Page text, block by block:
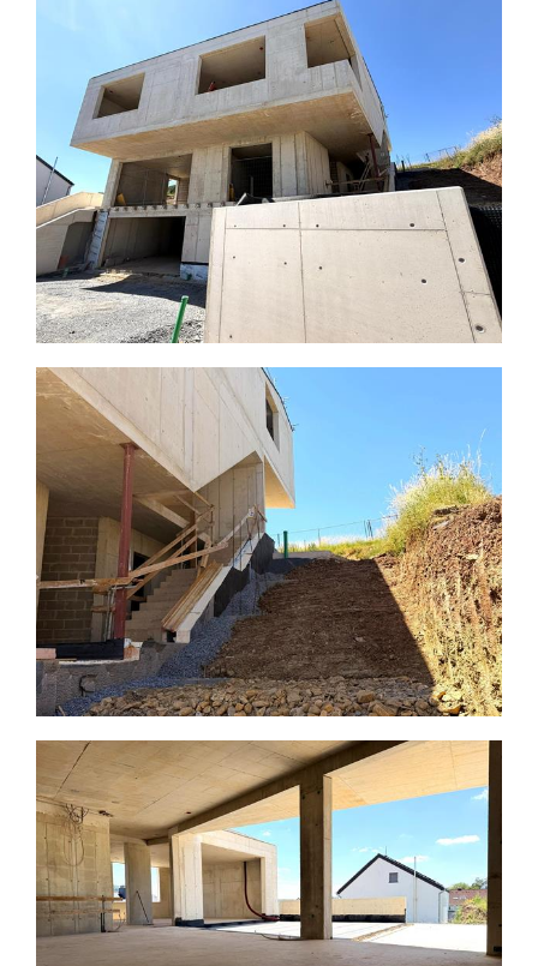
Unternehmen
Karriere
Leistungen